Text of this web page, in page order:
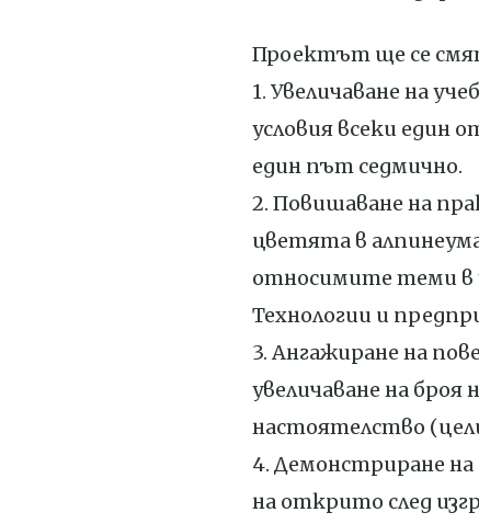
Проектът ще се
1. Увеличаване на
условия всеки един
един път седмично.
2. Повишаване на
цветята в
относимите теми в
Технологии и
3. Ангажиране на
увеличаване на
настоятелство
4. Демонстриране
на открито след